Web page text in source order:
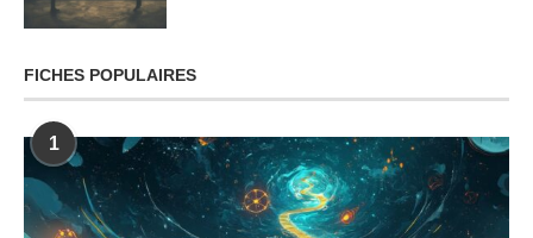
FICHES POPULAIRES
1